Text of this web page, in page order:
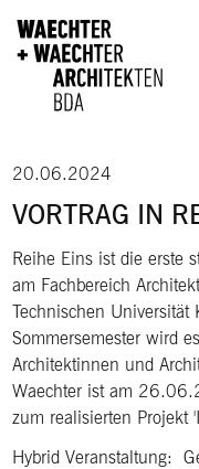
20.06.2024
VORTRAG IN
Reihe Eins ist die erste
am Fachbereich
Technischen Universität
Sommersemester wird
Architektinnen und
Waechter ist am
zum realisierten Projekt
Hybrid Veranstaltung: